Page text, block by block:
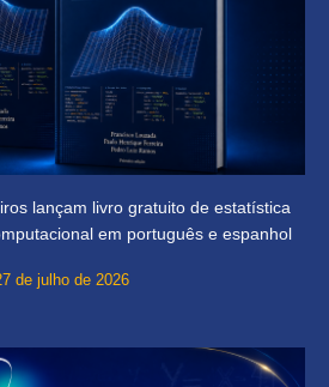
lançam livro gratuito de estatística
em português e espanhol
de julho de 2026